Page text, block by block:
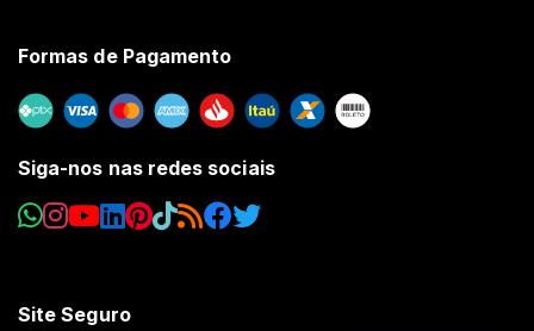
Formas de Pagamento
Siga-nos nas redes sociais
Site Seguro